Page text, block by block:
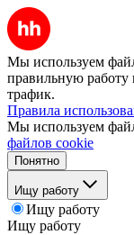
Мы используем
правильную работу
трафик.
Правила
Мы используем
файлов cookie
Понятно
Ищу работу
Ищу работу
Ищу работу